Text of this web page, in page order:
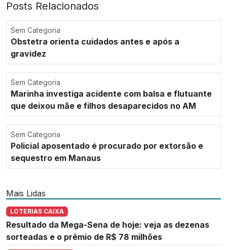
Posts Relacionados
Sem Categoria
Obstetra orienta cuidados antes e após a
gravidez
Sem Categoria
Marinha investiga acidente com balsa e flutuante
que deixou mãe e filhos desaparecidos no AM
Sem Categoria
Policial aposentado é procurado por extorsão e
sequestro em Manaus
Mais Lidas
LOTERIAS CAIXA
Resultado da Mega-Sena de hoje: veja as dezenas
sorteadas e o prêmio de R$ 78 milhões